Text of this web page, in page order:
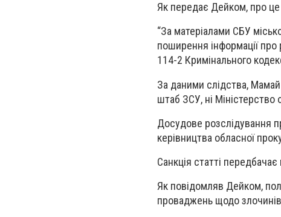
Як передає Дейком, про це
“За матеріалами СБУ
поширення інформації
114-2 Кримінального
За даними слідства, Мамай
штаб ЗСУ, ні Міністерство
Досудове розслідування
керівництва обласної
Санкція статті
Як повідомляв Дейком,
проваджень щодо злочинів